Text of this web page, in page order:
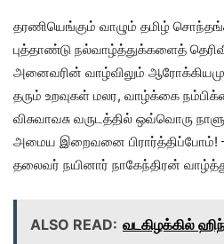
தரணியெங்கும் வாழும் தமிழ்
புத்தாண்டு நல்வாழ்த்துக்களைத்
அனைவரின் வாழ்விலும்
தரும் உறவுகள் மலர, வாழ்க்கை
விசுவாவசு வருடத்தில் ஒவ்வொரு
அமைய இறைவனை பிரார்த்திப்போம்!
தலைவர் நயினார் நாகேந்திரன்
ALSO READ: வடகிழக்கில்